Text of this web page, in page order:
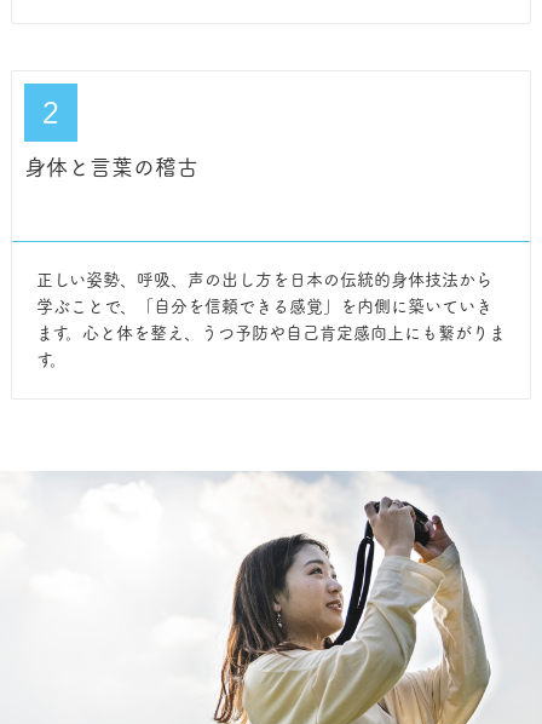
２
身体と言葉の稽古
正しい姿勢、呼吸、声の出し方を日本の伝統的身体技法から
学ぶことで、「自分を信頼できる感覚」を内側に築いていき
ます。心と体を整え、うつ予防や自己肯定感向上にも繋がりま
す。